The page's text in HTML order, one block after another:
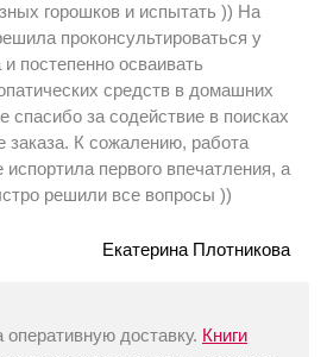
горошков и испытать )) На
проконсультироваться у
и постепенно осваивать
средств в домашних
спасибо за содействие в поисках
заказа. К сожалению, работа
первого впечатления, а
решили все вопросы ))
Екатерина Плотникова
доставку. Книги